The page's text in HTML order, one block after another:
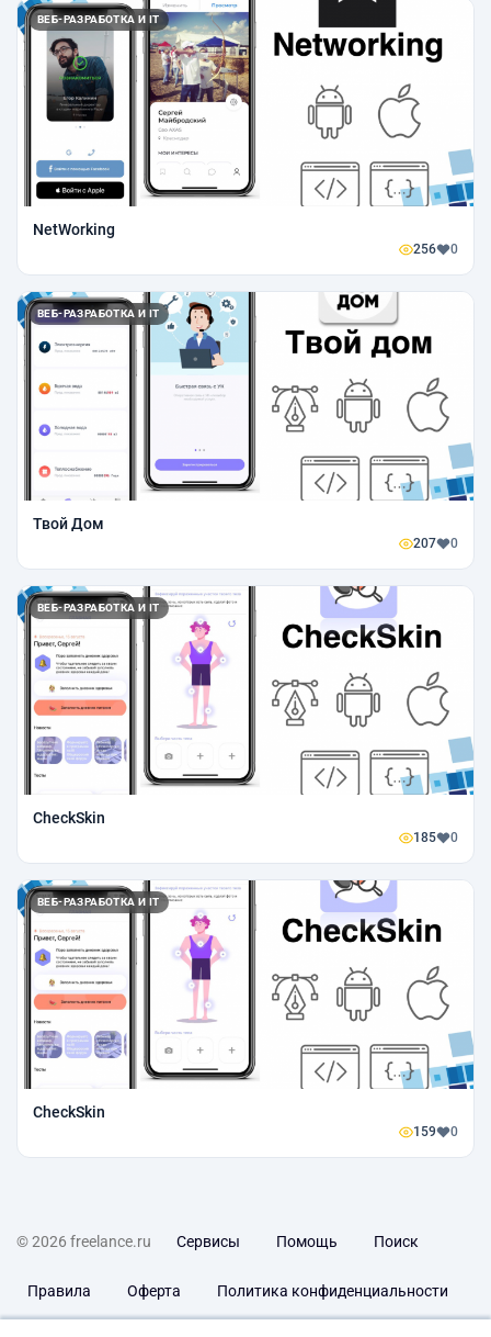
ВЕБ-РАЗРАБОТКА И IT
NetWorking
256 0
ВЕБ-РАЗРАБОТКА И IT
Твой Дом
207 0
ВЕБ-РАЗРАБОТКА И IT
CheckSkin
185 0
ВЕБ-РАЗРАБОТКА И IT
CheckSkin
159 0
© 2026 freelance.ru Сервисы Помощь Поиск
Правила Оферта Политика конфиденциальности